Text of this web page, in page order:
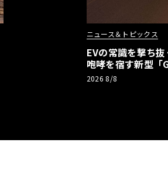
ニュース＆トピックス
EVの常識を撃ち
咆哮を宿す新型「
2026 8/8